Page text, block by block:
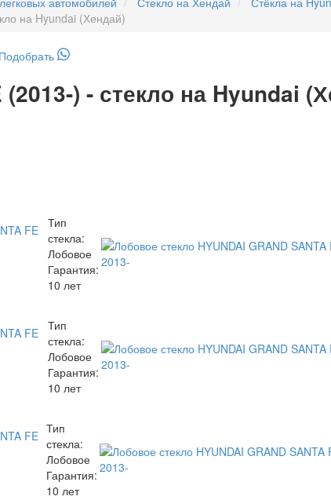
на Hyundai (Хендай)
Подобрать
(2013-) - стекло на Hyundai
FE Тип
стекла:
Лобовое
Гарантия:
10 лет
FE Тип
стекла:
Лобовое
Гарантия:
10 лет
FE Тип
стекла:
Лобовое
Гарантия:
10 лет